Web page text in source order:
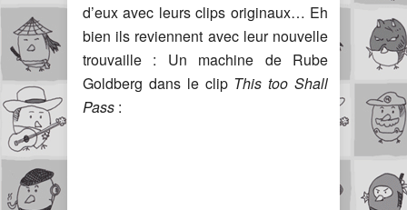
d’eux avec leurs clips originaux… Eh
bien ils reviennent avec leur nouvelle
trouvaille : Un machine de Rube
Goldberg dans le clip This too Shall
Pass :